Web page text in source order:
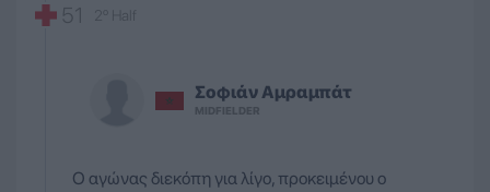
51 2º Half
Σοφιάν Αμραμπάτ
MIDFIELDER
Ο αγώνας διεκόπη για λίγο, προκειμένου ο